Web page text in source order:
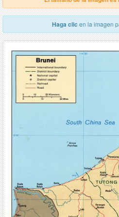
Haga clic en la imagen